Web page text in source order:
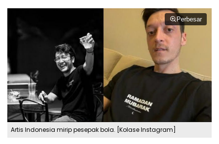
Perbesar
Artis Indonesia mirip pesepak bola. [Kolase Instagram]